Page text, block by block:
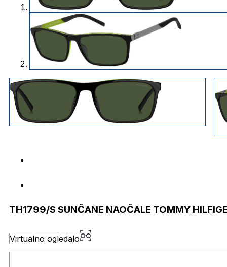
TH1799/S SUNČANE NAOČALE TOMMY
Virtualno ogledalo